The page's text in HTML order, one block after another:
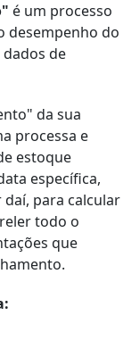
é um processo
desempenho do
de
da sua
processa e
estoque
específica,
para calcular
todo o
que